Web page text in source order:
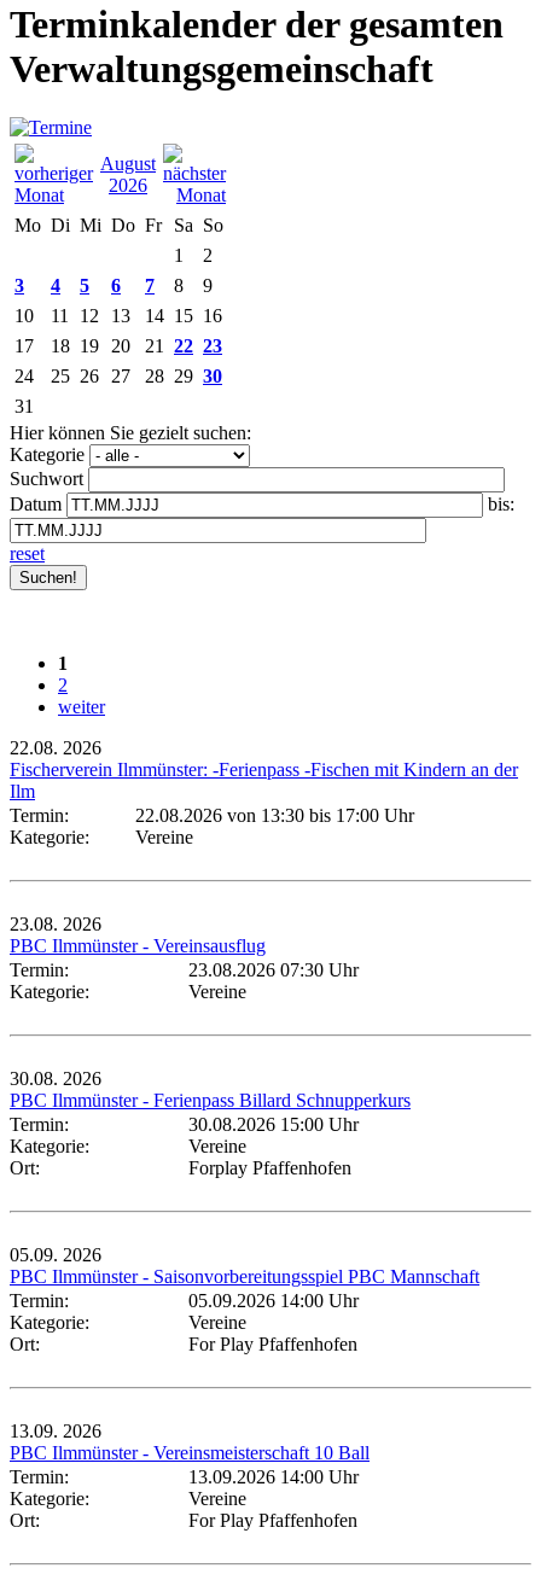
Terminkalender der gesamten
Verwaltungsgemeinschaft
August
2026
Mo Di Mi Do Fr Sa So
1
2
3
4 5 6 7 8
9
10
11 12 13 14 15 16
17
18 19 20 21 22 23
24
25 26 27 28 29 30
31
Hier können Sie gezielt suchen:
Kategorie
Suchwort
Datum
bis:
reset
1
2
weiter
22.08. 2026
Fischerverein Ilmmünster: -Ferienpass -Fischen mit Kindern an der
Ilm
Termin:
22.08.2026 von 13:30 bis 17:00 Uhr
Kategorie:
Vereine
23.08. 2026
PBC Ilmmünster - Vereinsausflug
Termin:
23.08.2026 07:30 Uhr
Kategorie:
Vereine
30.08. 2026
PBC Ilmmünster - Ferienpass Billard Schnupperkurs
Termin:
30.08.2026 15:00 Uhr
Kategorie:
Vereine
Ort:
Forplay Pfaffenhofen
05.09. 2026
PBC Ilmmünster - Saisonvorbereitungsspiel PBC Mannschaft
Termin:
05.09.2026 14:00 Uhr
Kategorie:
Vereine
Ort:
For Play Pfaffenhofen
13.09. 2026
PBC Ilmmünster - Vereinsmeisterschaft 10 Ball
Termin:
13.09.2026 14:00 Uhr
Kategorie:
Vereine
Ort:
For Play Pfaffenhofen